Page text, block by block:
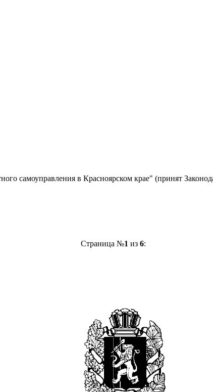
самоуправления в Красноярском крае" (принят
Страница №1 из 6: